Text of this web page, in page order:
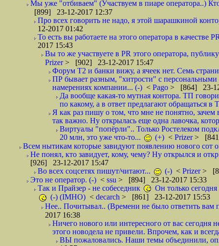
Мы уже "отбиваем" (Участвуем в пиаре оператора..)
[899] 23-12-2017 12:37
Про всех говорить не надо, я этой шарашкиной
12-2017 01:42
То есть вы работаете на этого оператора в качестве
2017 15:43
Вы то же участвуете в PR этого оператора,
Prizer> [902] 23-12-2017 15:47
Форум Т2 и банки вижу, а ячеек нет. Семь
ПР бывает разным, "хитрости" с персональными
намерениях компании... (-) < Pago > [864] 23-
Да вообще какая-то мутная контора. ТП
по какому, а в ответ предлагают обращаться
Я как раз пишу о том, что мне не понятно, зачем
так важно. Ну открылась еще одна лавочка,
Виртуалы "попёрли".. Только Ростелеком
20 млн, это уже что-то...
(+) < Prizer>
Всем нытикам которые завидуют появлению нового сот
Не понял, кто завидует, кому, чему? Ну открылся и
[926] 23-12-2017 15:47
Во всех соцсетях пишут/читают...
(-) < Prizer>
Это не оператор. (-) < ssu > [894] 23-12-2017 15:33
Так и Прайзер - не собеседник
Он только
(-) (IMHO) < decarch > [861] 23-12-2017 15:53
Нее.. Почитывал.. (Времени не было ответить вам
2017 16:38
Ничего нового или интересного от вас сегодня
этого новодела не привели. Впрочем, как и
ВЫ пожаловались. Наши темы объединили,